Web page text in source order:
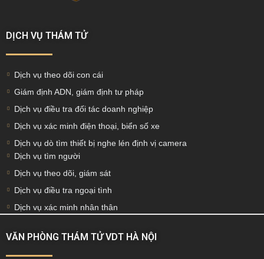
DỊCH VỤ THÁM TỬ
Dịch vụ theo dõi con cái
Giám định ADN, giám định tư pháp
Dịch vụ điều tra đối tác doanh nghiệp
Dịch vụ xác minh điện thoại, biển số xe
Dịch vụ dò tìm thiết bị nghe lén định vị camera
Dịch vụ tìm người
Dịch vụ theo dõi, giám sát
Dịch vụ điều tra ngoại tình
Dịch vụ xác minh nhân thân
VĂN PHÒNG THÁM TỬ VDT HÀ NỘI